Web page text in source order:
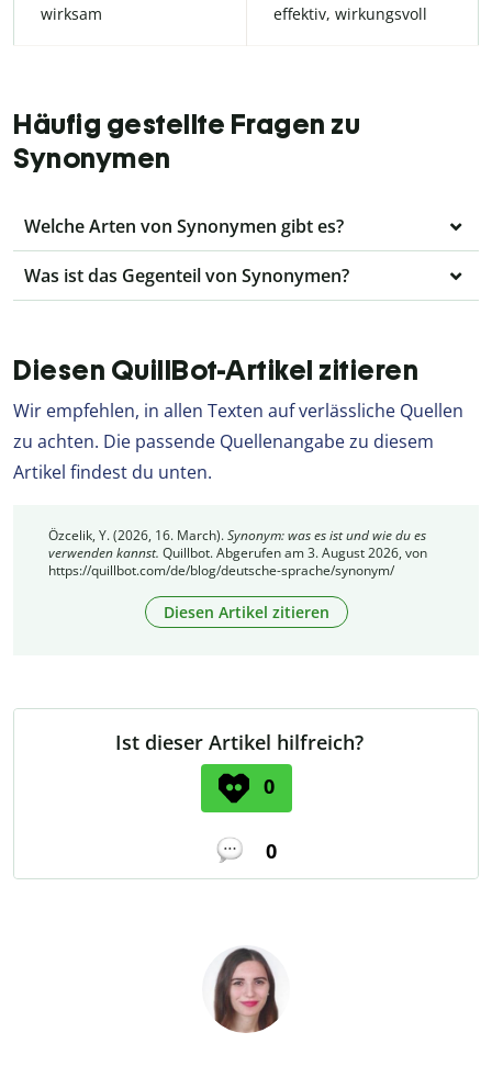
wirksam effektiv, wirkungsvoll
Häufig gestellte Fragen zu
Synonymen
Welche Arten von Synonymen gibt es?
Was ist das Gegenteil von Synonymen?
Diesen QuillBot-Artikel zitieren
Wir empfehlen, in allen Texten auf verlässliche Quellen
zu achten. Die passende Quellenangabe zu diesem
Artikel findest du unten.
Özcelik, Y. (2026, 16. March).Synonym: was es ist und wie du es
verwenden kannst. Quillbot. Abgerufen am 3. August 2026, von
https://quillbot.com/de/blog/deutsche-sprache/synonym/
Diesen Artikel zitieren
Ist dieser Artikel hilfreich?
0
0